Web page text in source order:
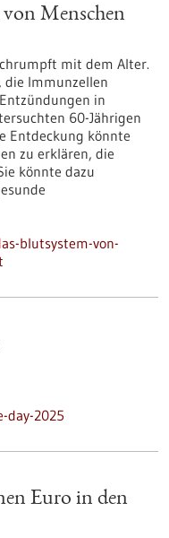
Menschen
mit dem Alter.
die Immunzellen
in
60-Jährigen
Entdeckung könnte
zu erklären, die
könnte dazu
blutsystem-von-
2025
Euro in den